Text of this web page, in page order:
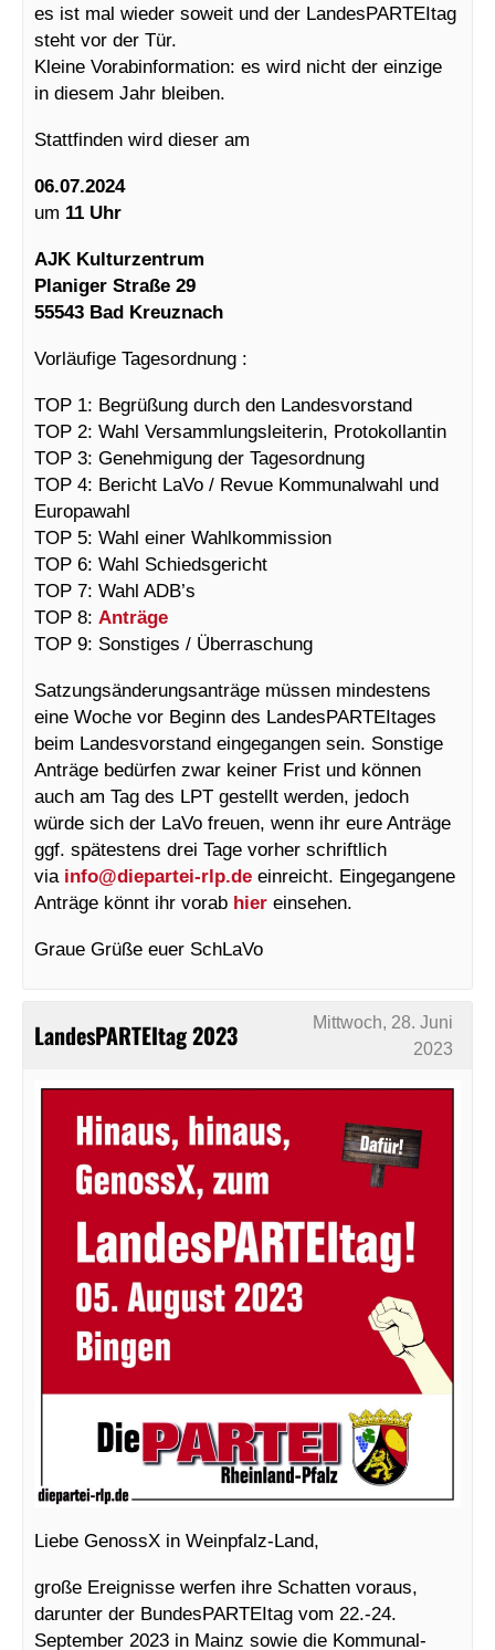
es ist mal wieder soweit und der LandesPARTEItag
steht vor der Tür.
Kleine Vorabinformation: es wird nicht der einzige
in diesem Jahr bleiben.
Stattfinden wird dieser am
06.07.2024
um 11 Uhr
AJK Kulturzentrum
Planiger Straße 29
55543 Bad Kreuznach
Vorläufige Tagesordnung :
TOP 1: Begrüßung durch den Landesvorstand
TOP 2: Wahl Versammlungsleiterin, Protokollantin
TOP 3: Genehmigung der Tagesordnung
TOP 4: Bericht LaVo / Revue Kommunalwahl und
Europawahl
TOP 5: Wahl einer Wahlkommission
TOP 6: Wahl Schiedsgericht
TOP 7: Wahl ADB’s
TOP 8: Anträge
TOP 9: Sonstiges / Überraschung
Satzungsänderungsanträge müssen mindestens
eine Woche vor Beginn des LandesPARTEItages
beim Landesvorstand eingegangen sein. Sonstige
Anträge bedürfen zwar keiner Frist und können
auch am Tag des LPT gestellt werden, jedoch
würde sich der LaVo freuen, wenn ihr eure Anträge
ggf. spätestens drei Tage vorher schriftlich
via info@diepartei-rlp.de einreicht. Eingegangene
Anträge könnt ihr vorab hier einsehen.
Graue Grüße euer SchLaVo
LandesPARTEItag 2023
Mittwoch, 28. Juni
2023
Liebe GenossX in Weinpfalz-Land,
große Ereignisse werfen ihre Schatten voraus,
darunter der BundesPARTEItag vom 22.-24.
September 2023 in Mainz sowie die Kommunal-